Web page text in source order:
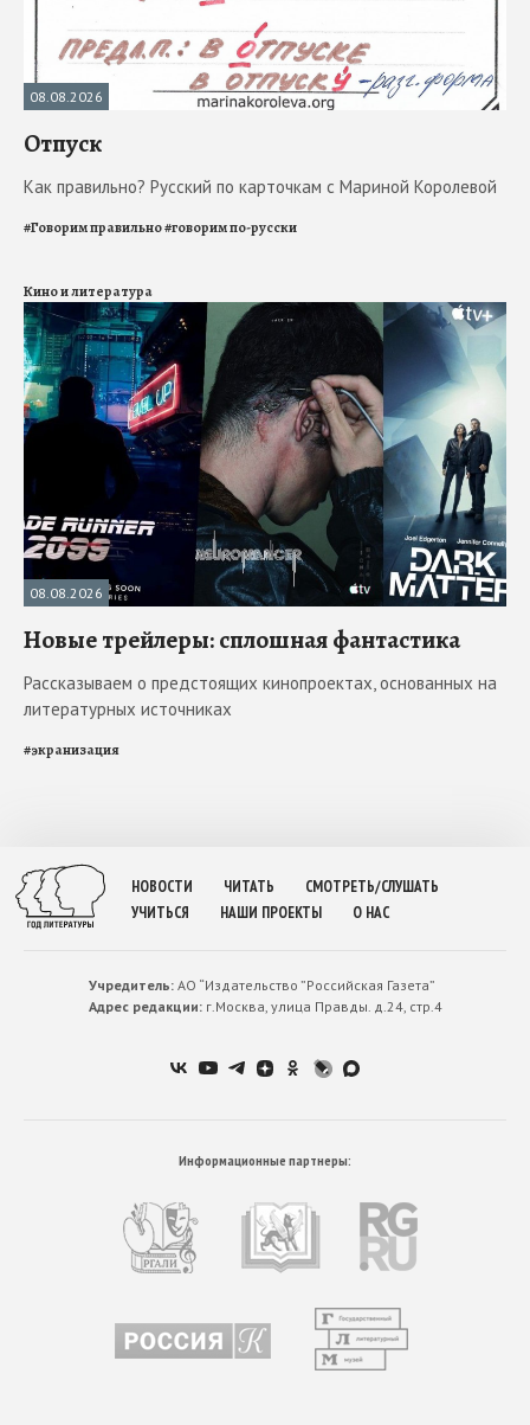
08.08.2026
Отпуск
Как правильно? Русский по карточкам с Мариной Королевой
#Говорим правильно#говорим по-русски
Кино и литература
08.08.2026
Новые трейлеры: сплошная фантастика
Рассказываем о предстоящих кинопроектах, основанных на
литературных источниках
#экранизация
НОВОСТИ ЧИТАТЬ
СМОТРЕТЬ/СЛУШАТЬ
УЧИТЬСЯ
НАШИ ПРОЕКТЫ О НАС
Учредитель:АО “Издательство ”Российская Газета”
Адрес редакции:г.Москва, улица Правды. д.24, стр.4
Информационные партнеры: